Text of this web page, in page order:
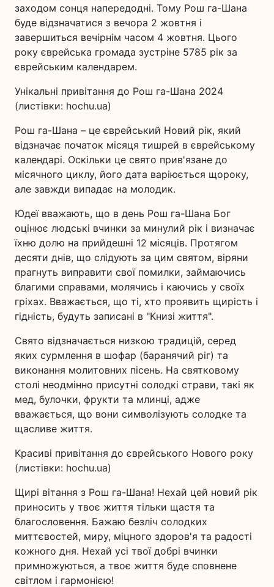
заходом сонця напередодні. Тому Рош га-Шана
буде відзначатися з вечора 2 жовтня і
завершиться вечірнім часом 4 жовтня. Цього
року єврейська громада зустріне 5785 рік за
єврейським календарем.
Унікальні привітання до Рош га-Шана 2024
(листівки: hochu.ua)
Рош га-Шана – це єврейський Новий рік, який
відзначає початок місяця тишрей в єврейському
календарі. Оскільки це свято прив'язане до
місячного циклу, його дата варіюється щороку,
але завжди випадає на молодик.
Юдеї вважають, що в день Рош га-Шана Бог
оцінює людські вчинки за минулий рік і визначає
їхню долю на прийдешні 12 місяців. Протягом
десяти днів, що слідують за цим святом, віряни
прагнуть виправити свої помилки, займаючись
благими справами, молячись і каючись у своїх
гріхах. Вважається, що ті, хто проявить щирість і
гідність, будуть записані в "Книзі життя".
Свято відзначається низкою традицій, серед
яких сурмлення в шофар (баранячий ріг) та
виконання молитовних пісень. На святковому
столі неодмінно присутні солодкі страви, такі як
мед, булочки, фрукти та млинці, адже
вважається, що вони символізують солодке та
щасливе життя.
Красиві привітання до єврейського Нового року
(листівки: hochu.ua)
Щирі вітання з Рош га-Шана! Нехай цей новий рік
приносить у твоє життя тільки щастя та
благословення. Бажаю безліч солодких
миттєвостей, миру, міцного здоров'я та радості
кожного дня. Нехай усі твої добрі вчинки
примножуються, а твоє життя буде сповнене
світлом і гармонією!